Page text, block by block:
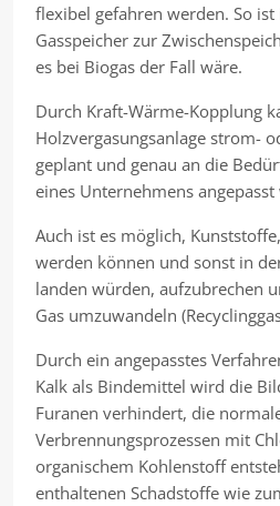
flexibel gefahren werden. So
Gasspeicher zur
es bei Biogas der Fall wäre.
Durch Kraft-Wärme-Kopplung
Holzvergasungsanlage strom-
geplant und genau an die
eines Unternehmens angepasst
Auch ist es möglich,
werden können und sonst in
landen würden, aufzubrechen
Gas umzuwandeln
Durch ein angepasstes
Kalk als Bindemittel wird die
Furanen verhindert, die
Verbrennungsprozessen mit
organischem Kohlenstoff
enthaltenen Schadstoffe wie